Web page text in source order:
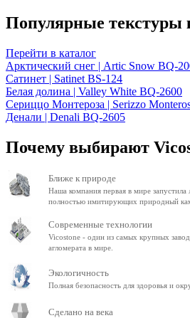
Популярные текстуры
Перейти в каталог
Арктический снег | Artic Snow BQ-
Сатинет | Satinet BS-124
Белая долина | Valley White BQ-2600
Сериццо Монтероза | Serizzo
Денали | Denali BQ-2605
Почему выбирают
Ближе к природе
Наша компания первая в мире запустила
полностью имитирующих природный
Современные технологии
Vicostone - один из самых крупных
агломерата в мире.
Экологичность
Полная безопасность для здоровья и
Сделано на века